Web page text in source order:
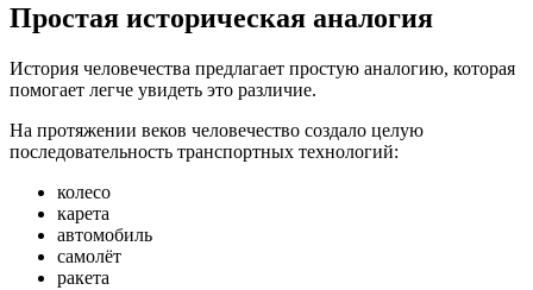
Простая историческая аналогия
История человечества предлагает простую аналогию, которая
помогает легче увидеть это различие.
На протяжении веков человечество создало целую
последовательность транспортных технологий:
колесо
карета
автомобиль
самолёт
ракета